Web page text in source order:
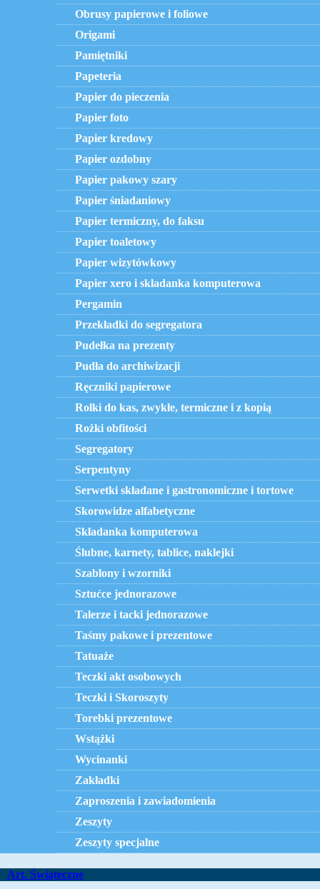
Obrusy papierowe i foliowe
Origami
Pamiętniki
Papeteria
Papier do pieczenia
Papier foto
Papier kredowy
Papier ozdobny
Papier pakowy szary
Papier śniadaniowy
Papier termiczny, do faksu
Papier toaletowy
Papier wizytówkowy
Papier xero i składanka komputerowa
Pergamin
Przekładki do segregatora
Pudełka na prezenty
Pudła do archiwizacji
Ręczniki papierowe
Rolki do kas, zwykłe, termiczne i z kopią
Rożki obfitości
Segregatory
Serpentyny
Serwetki składane i gastronomiczne i tortowe
Skorowidze alfabetyczne
Składanka komputerowa
Ślubne, karnety, tablice, naklejki
Szablony i wzorniki
Sztućce jednorazowe
Talerze i tacki jednorazowe
Taśmy pakowe i prezentowe
Tatuaże
Teczki akt osobowych
Teczki i Skoroszyty
Torebki prezentowe
Wstążki
Wycinanki
Zakładki
Zaproszenia i zawiadomienia
Zeszyty
Zeszyty specjalne
Art. Świąteczne